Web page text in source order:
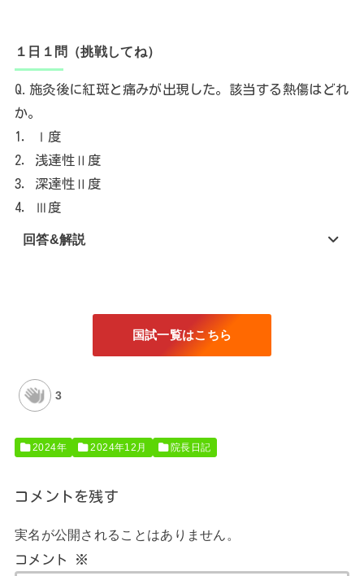
１日１問（挑戦してね）
Q.施灸後に紅斑と痛みが出現した。該当する熱傷はどれ
か。
1．Ⅰ度
2．浅達性Ⅱ度
3．深達性Ⅱ度
4．Ⅲ度
回答&解説
国試一覧はこちら
3
2024年 2024年12月 院長日記
コメントを残す
実名が公開されることはありません。
コメント ※